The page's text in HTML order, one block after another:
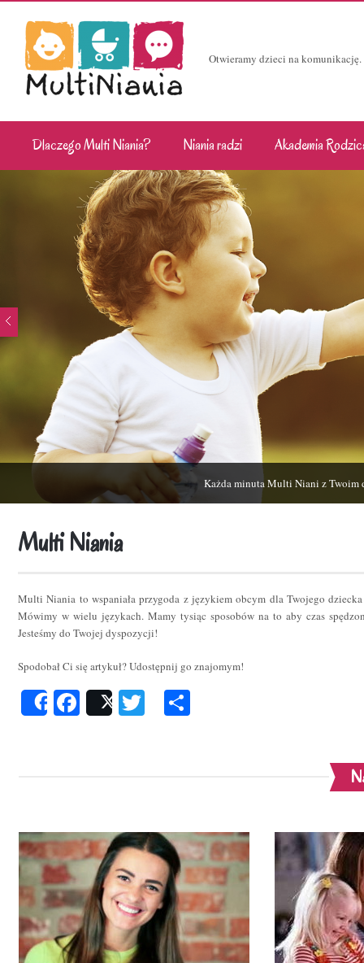
Otwieramy dzieci na
Dlaczego Multi Niania? Niania radzi Akademia
Każda minuta Multi Niani z Twoim
Multi Niania
Multi Niania to wspaniała przygoda z językiem obcym dla Twojego
Mówimy w wielu językach. Mamy tysiąc sposobów na to aby czas
Jesteśmy do Twojej dyspozycji!
Spodobał Ci się artykuł? Udostępnij go znajomym!
ShareFacebook
Post Twitter